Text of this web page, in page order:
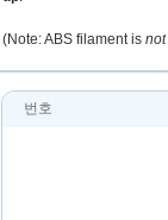
(Note: ABS filament is not
번호